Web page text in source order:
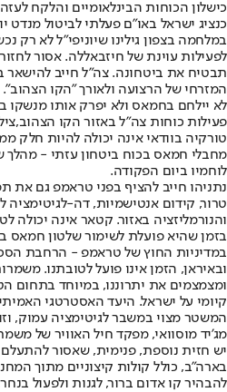
כישלון הכוחות הבינלאומיים והלקח לעזה
כנציג ישראל באו"ם פעלתי לביטול מנדט
במלחמה בצפון גילינו שיוניפי"ל לא רק
לפעילות עוינת של חיזבאללה. אסור
תבטיח את ביטחונה. צה"ל חייב להישאר
המזרחי של הרצועה ולאורך "הקו הצהוב".
לא יילחם בחמאס ולא יפרק אותו מנשקו
פעילות כוחות צה"ל באזור הקו
טורקיה בוודאי אינה יכולה להיות חלק
מחבלי חמאס בכוח ביטחון עזתי - מהלך
לוחמיו ביום הפקודה.
נתניהו חייב להציף בפני טראמפ גם את
טרור, קידום אנטישמיות, דה-לגיטימציה
והנורמליזציה באזור. קטאר אינה
בזמן שהיא פועלת לשימור שלטון חמאס
במדיניות החוץ של טראמפ - הרחבת
ובאיראן, הזמן אינו פועל לטובתנו.
ומצמצמים את יתרוננו, במיוחד בתחום
קיומי על ישראל. היעד האסטרטגי
המשטר מצוי במשבר לגיטימציה עמוק,
מג'יד מוסוואי, מפקד חיל האוויר של
יש חזית נוספת, פנימית, שאסור
בארה"ב, כולל קולות קיצוניים מתוך
להבהיר קו אדום ברור, לגנות ולפעול